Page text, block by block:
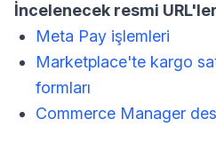
İncelenecek resmi
Meta Pay işlemleri
Marketplace'te kargo
formları
Commerce Manager